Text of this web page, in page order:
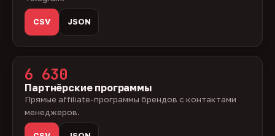
CSV JSON
6 630
Партнёрские программы
Прямые affiliate-программы брендов с контактами
менеджеров.